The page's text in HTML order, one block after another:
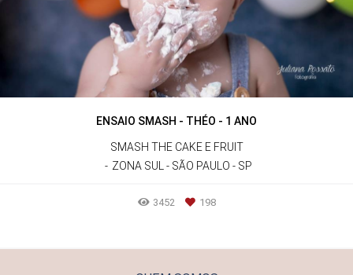
ENSAIO SMASH - THÉO - 1 ANO
SMASH THE CAKE E FRUIT
ZONA SUL - SÃO PAULO - SP
3452 198